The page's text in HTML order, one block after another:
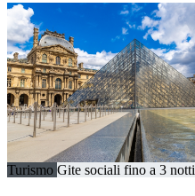
Turismo Gite sociali fino a 3 notti